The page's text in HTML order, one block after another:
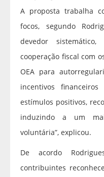
A proposta trabalha
focos, segundo
devedor
cooperação fiscal com
OEA para
incentivos
estímulos positivos,
induzindo a um
voluntária”, explicou.
De acordo
contribuintes